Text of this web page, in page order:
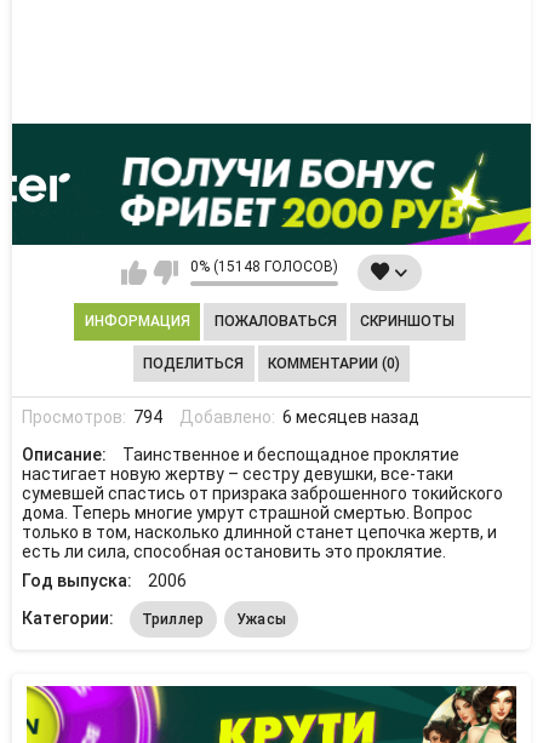
0% (15148 ГОЛОСОВ)
ИНФОРМАЦИЯ ПОЖАЛОВАТЬСЯ СКРИНШОТЫ
ПОДЕЛИТЬСЯ КОММЕНТАРИИ (0)
Просмотров: 794 Добавлено: 6 месяцев назад
Описание:
Таинственное и беспощадное проклятие
настигает новую жертву – сестру девушки, все-таки
сумевшей спастись от призрака заброшенного токийского
дома. Теперь многие умрут страшной смертью. Вопрос
только в том, насколько длинной станет цепочка жертв, и
есть ли сила, способная остановить это проклятие.
Год выпуска:
2006
Категории:
Триллер Ужасы